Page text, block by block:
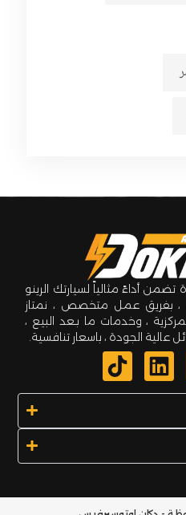
أداءً مثالياً لسيارتك الرينو
، بفريق عمل متخصص ، نمتاز
، وخدمات ما بـعد البيع ،
عالية الجودة ، باسعار تنافسية.